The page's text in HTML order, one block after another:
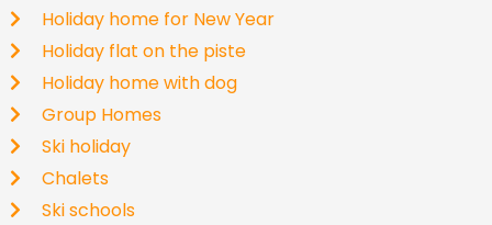
Holiday home for New Year
Holiday flat on the piste
Holiday home with dog
Group Homes
Ski holiday
Chalets
Ski schools